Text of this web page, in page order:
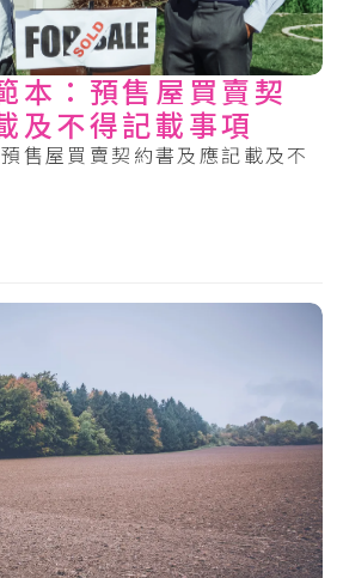
本：預售屋買賣契
及不得記載事項
售屋買賣契約書及應記載及不